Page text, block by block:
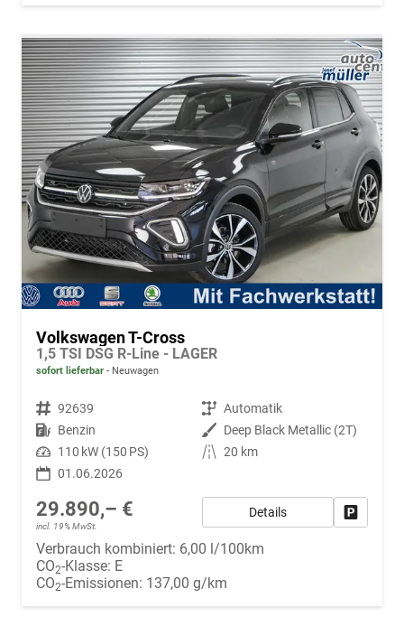
Volkswagen T-Cross
1,5 TSI DSG R-Line - LAGER
sofort lieferbar Neuwagen
Fahrzeugnr. 92639 Getriebe Automatik
Kraftstoff Benzin Außenfarbe Deep Black Metallic (2T)
Leistung 110 kW (150 PS) Kilometerstand 20 km
01.06.2026
29.890,– €
incl. 19% MwSt.
Details
Verbrauch kombiniert: 6,00 l/100km
CO2-Klasse: E
CO2-Emissionen: 137,00 g/km